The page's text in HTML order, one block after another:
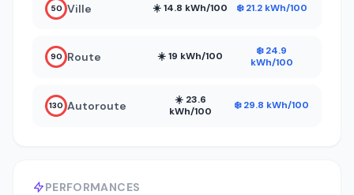
PERFORMANCES
50 Ville ☀️ 14.8 kWh/100 ❄️ 21.2 kWh/100
90 Route ☀️ 19 kWh/100
❄️ 24.9
kWh/100
130 Autoroute
☀️ 23.6
kWh/100
❄️ 29.8 kWh/100